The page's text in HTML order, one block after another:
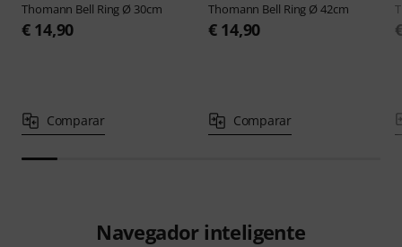
Thomann Bell Ring Ø 30cm
€ 14,90
Comparar
Thomann Bell Ring Ø 42cm
€ 14,90
Comparar
Navegador inteligente